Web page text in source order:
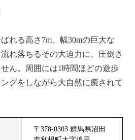
れる高さ7m、幅30mの巨大な
れ落ちるその大迫力に、圧倒さ
ん。周囲には1時間ほどの遊歩
グをしながら大自然に癒されて
〒378-0303 群馬県沼田